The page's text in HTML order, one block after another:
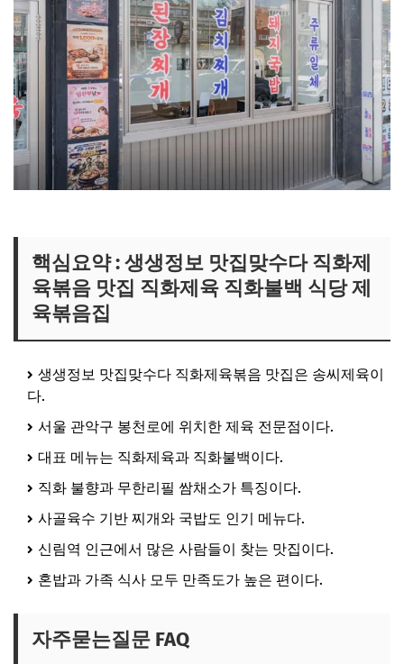
핵심요약 : 생생정보 맛집맞수다 직화제
육볶음 맛집 직화제육 직화불백 식당 제
육볶음집
생생정보 맛집맞수다 직화제육볶음 맛집은 송씨제육이
다.
서울 관악구 봉천로에 위치한 제육 전문점이다.
대표 메뉴는 직화제육과 직화불백이다.
직화 불향과 무한리필 쌈채소가 특징이다.
사골육수 기반 찌개와 국밥도 인기 메뉴다.
신림역 인근에서 많은 사람들이 찾는 맛집이다.
혼밥과 가족 식사 모두 만족도가 높은 편이다.
자주묻는질문 FAQ